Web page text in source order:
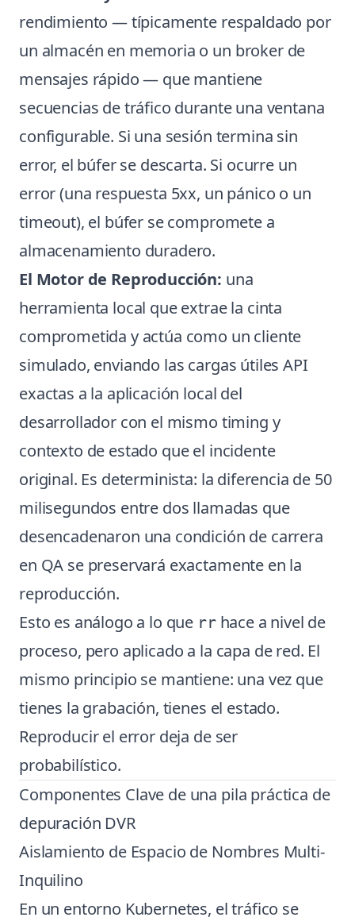
rendimiento — típicamente respaldado por
un almacén en memoria o un broker de
mensajes rápido — que mantiene
secuencias de tráfico durante una ventana
configurable. Si una sesión termina sin
error, el búfer se descarta. Si ocurre un
error (una respuesta 5xx, un pánico o un
timeout), el búfer se compromete a
almacenamiento duradero.
El Motor de Reproducción: una
herramienta local que extrae la cinta
comprometida y actúa como un cliente
simulado, enviando las cargas útiles API
exactas a la aplicación local del
desarrollador con el mismo timing y
contexto de estado que el incidente
original. Es determinista: la diferencia de 50
milisegundos entre dos llamadas que
desencadenaron una condición de carrera
en QA se preservará exactamente en la
reproducción.
Esto es análogo a lo que rrhace a nivel de
proceso, pero aplicado a la capa de red. El
mismo principio se mantiene: una vez que
tienes la grabación, tienes el estado.
Reproducir el error deja de ser
probabilístico.
Componentes Clave de una pila práctica de
depuración DVR
Aislamiento de Espacio de Nombres Multi-
Inquilino
En un entorno Kubernetes, el tráfico se